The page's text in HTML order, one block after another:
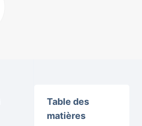
Table des
matières